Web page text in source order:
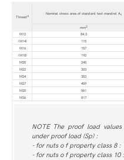
Threadd Nominal stress area of standard test mandrel As
mm2
M12
84,3
(M14)
115
M16
157
(M18)
192
M20
245
M22
303
M24
353
M27
459
M30
561
M36
817
NOTE The proof load
under proof load (Sp) :
- for nuts o f property class 8 :
- for nuts o f property class 10